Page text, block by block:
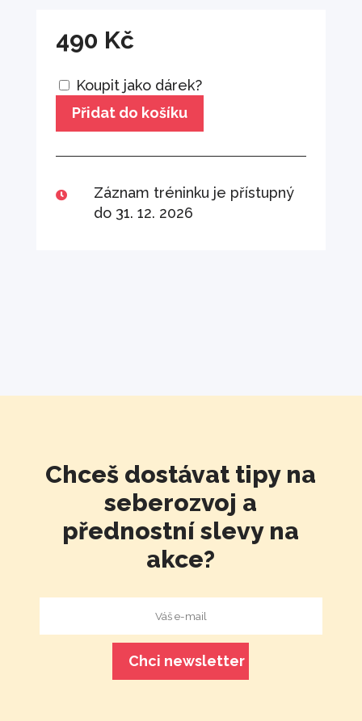
490 Kč
Koupit jako dárek?
Přidat do košíku

Záznam tréninku je přístupný
do 31. 12. 2026
Chceš dostávat tipy na
seberozvoj a
přednostní slevy na
akce?